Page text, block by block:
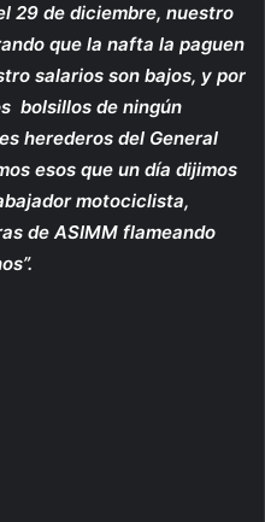
29 de diciembre, nuestro
que la nafta la paguen
salarios son bajos, y por
bolsillos de ningún
herederos del General
esos que un día dijimos
motociclista,
de ASIMM flameando